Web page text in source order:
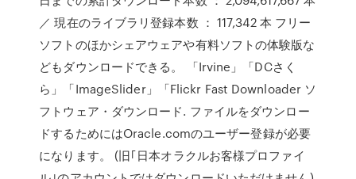
／ 現在のライブラリ登録本数 ： 117,342 本 フリー
ソフトのほかシェアウェアや有料ソフトの体験版な
どもダウンロードできる。 「Irvine」「DCさく
ら」「ImageSlider」「Flickr Fast Downloader ソ
フトウェア・ダウンロード. ファイルをダウンロー
ドするためにはOracle.comのユーザー登録が必要
になります。 (旧｢日本オラクルお客様プロファイ